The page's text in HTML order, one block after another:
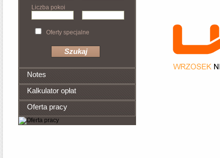
Liczba pokoi
Oferty specjalne
Notes
Kalkulator opłat
Oferta pracy